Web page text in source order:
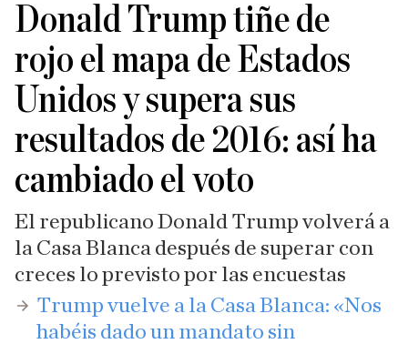
Donald Trump tiñe de
rojo el mapa de Estados
Unidos y supera sus
resultados de 2016: así ha
cambiado el voto
El republicano Donald Trump volverá a
la Casa Blanca después de superar con
creces lo previsto por las encuestas
​Trump vuelve a la Casa Blanca: «Nos
habéis dado un mandato sin